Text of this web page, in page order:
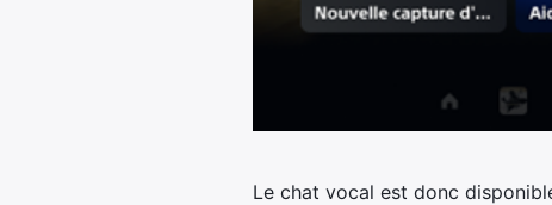
Le chat vocal est donc